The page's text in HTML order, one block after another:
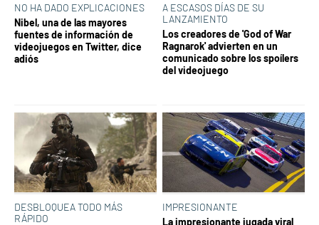
NO HA DADO EXPLICACIONES
Nibel, una de las mayores
fuentes de información de
videojuegos en Twitter, dice
adiós
A ESCASOS DÍAS DE SU
LANZAMIENTO
Los creadores de 'God of War
Ragnarok' advierten en un
comunicado sobre los spoílers
del videojuego
DESBLOQUEA TODO MÁS
RÁPIDO
IMPRESIONANTE
La impresionante jugada viral